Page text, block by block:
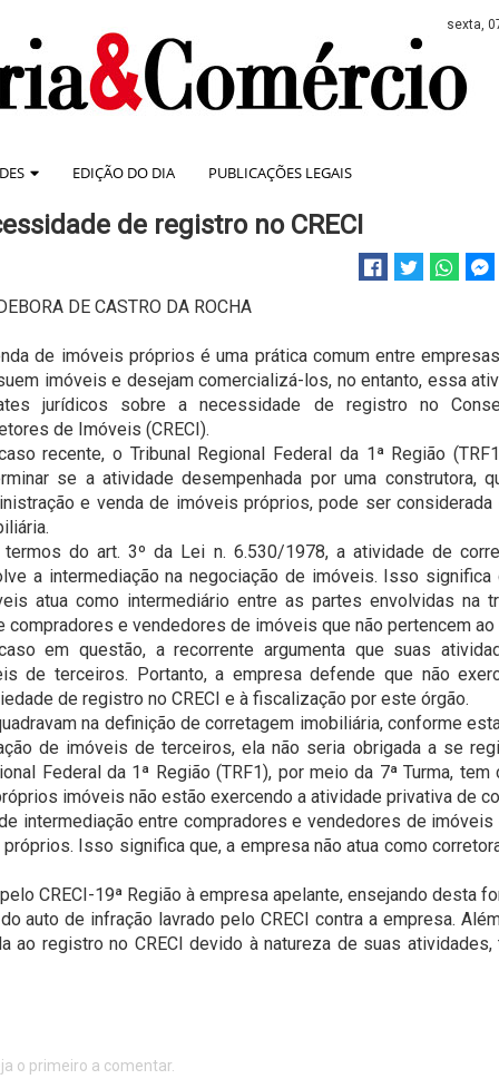
sexta,
EDIÇÃO DO DIA PUBLICAÇÕES LEGAIS
de registro no CRECI
DE CASTRO DA ROCHA
de imóveis próprios é uma prática comum entre
imóveis e desejam comercializá-los, no entanto, essa
jurídicos sobre a necessidade de registro no
de Imóveis (CRECI).
recente, o Tribunal Regional Federal da 1ª Região
se a atividade desempenhada por uma construtora,
e venda de imóveis próprios, pode ser considerada
termos do art. 3º da Lei n. 6.530/1978, a atividade de
a intermediação na negociação de imóveis. Isso
atua como intermediário entre as partes envolvidas na
compradores e vendedores de imóveis que não pertencem ao
em questão, a recorrente argumenta que suas
de terceiros. Portanto, a empresa defende que não
de registro no CRECI e à fiscalização por este órgão.
na definição de corretagem imobiliária, conforme
de imóveis de terceiros, ela não seria obrigada a se
Federal da 1ª Região (TRF1), por meio da 7ª Turma,
imóveis não estão exercendo a atividade privativa de
intermediação entre compradores e vendedores de
Isso significa que, a empresa não atua como
CRECI-19ª Região à empresa apelante, ensejando desta
auto de infração lavrado pelo CRECI contra a empresa.
registro no CRECI devido à natureza de suas
o primeiro a comentar.